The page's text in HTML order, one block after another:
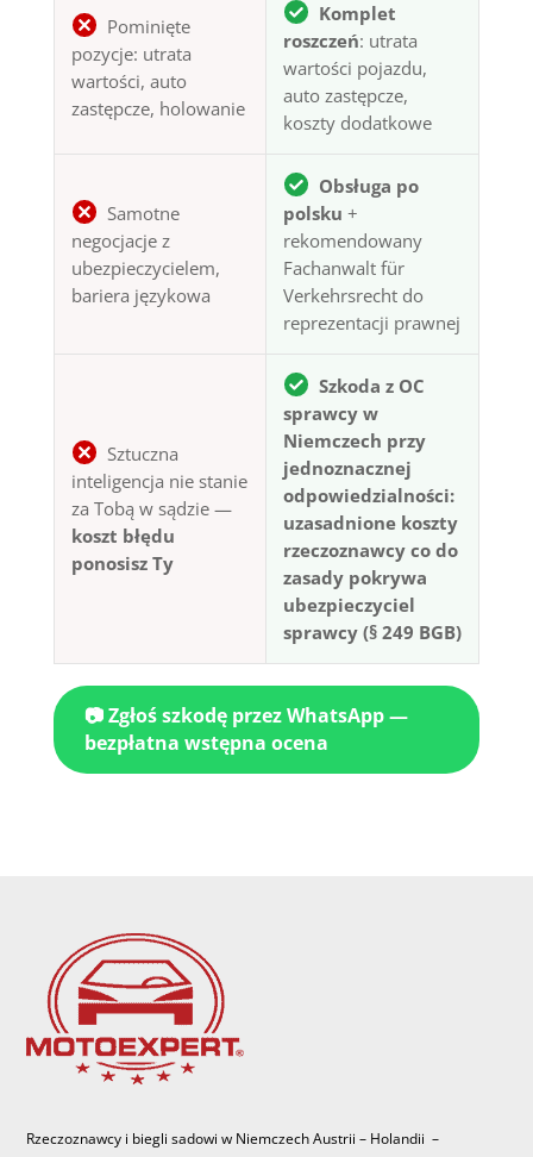
Pominięte
pozycje: utrata
wartości, auto
zastępcze, holowanie
Komplet
roszczeń: utrata
wartości pojazdu,
auto zastępcze,
koszty dodatkowe
Samotne
negocjacje z
ubezpieczycielem,
bariera językowa
Obsługa po
polsku +
rekomendowany
Fachanwalt für
Verkehrsrecht do
reprezentacji prawnej
Sztuczna
inteligencja nie stanie
za Tobą w sądzie —
koszt błędu
ponosisz Ty
Szkoda z OC
sprawcy w
Niemczech przy
jednoznacznej
odpowiedzialności:
uzasadnione koszty
rzeczoznawcy co do
zasady pokrywa
ubezpieczyciel
sprawcy (§ 249 BGB)
📷 Zgłoś szkodę przez WhatsApp —
bezpłatna wstępna ocena
Rzeczoznawcy i biegli sadowi w Niemczech Austrii – Holandii –